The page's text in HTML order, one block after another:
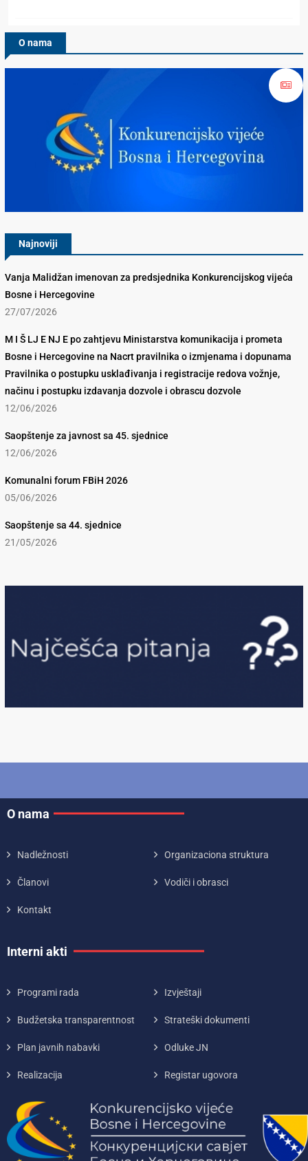
O nama
Najnoviji
Vanja Malidžan imenovan za predsjednika Konkurencijskog vijeća
Bosne i Hercegovine
27/07/2026
M I Š LJ E NJ E po zahtjevu Ministarstva komunikacija i prometa
Bosne i Hercegovine na Nacrt pravilnika o izmjenama i dopunama
Pravilnika o postupku usklađivanja i registracije redova vožnje,
načinu i postupku izdavanja dozvole i obrascu dozvole
12/06/2026
Saopštenje za javnost sa 45. sjednice
12/06/2026
Komunalni forum FBiH 2026
05/06/2026
Saopštenje sa 44. sjednice
21/05/2026
O nama
Nadležnosti Organizaciona struktura
Članovi Vodiči i obrasci
Kontakt
Interni akti
Programi rada Izvještaji
Budžetska transparentnost Strateški dokumenti
Plan javnih nabavki Odluke JN
Realizacija Registar ugovora